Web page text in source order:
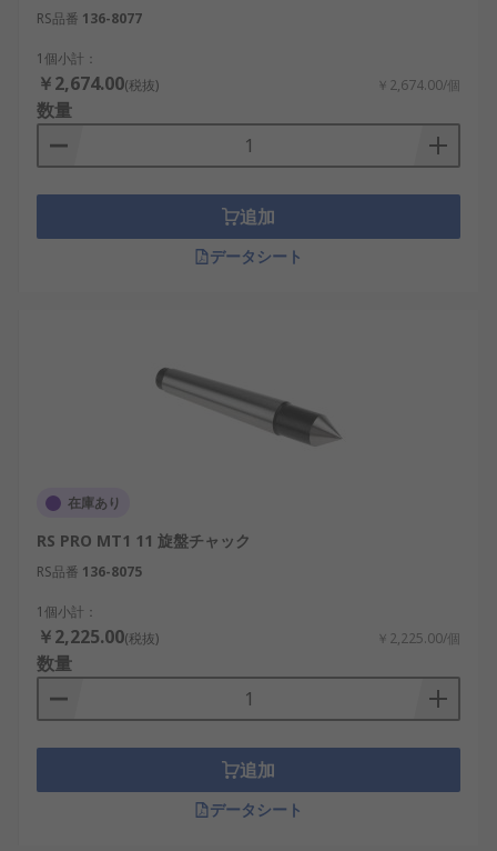
RS品番 136-8077
1個小計：
￥2,674.00(税抜) ￥2,674.00/個
数量
追加
データシート
在庫あり
RS PRO MT1 11 旋盤チャック
RS品番 136-8075
1個小計：
￥2,225.00(税抜) ￥2,225.00/個
数量
追加
データシート